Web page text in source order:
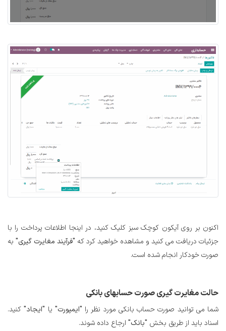
اکنون بر روی آیکون کوچک سبز کلیک کنید، در اینجا اطلاعات پرداخت را با
جزئیات دریافت می کنید و مشاهده خواهید کرد که "فرآیند مغایرت گیری" به
صورت خودکار انجام شده است.
حالتمغایرت گیری صورت حسابهای بانکی
شما می توانید صورت حساب بانکی مورد نظر را "ایمپورت" یا "ایجاد" کنید.
اسناد باید از طریق بخش "بانک" ارجاع داده شوند.